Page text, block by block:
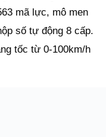
mã lực, mô men
số tự động 8 cấp.
tốc từ 0-100km/h